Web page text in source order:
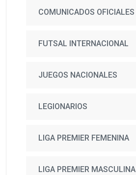
COMUNICADOS OFICIALES
FUTSAL INTERNACIONAL
JUEGOS NACIONALES
LEGIONARIOS
LIGA PREMIER FEMENINA
LIGA PREMIER MASCULINA